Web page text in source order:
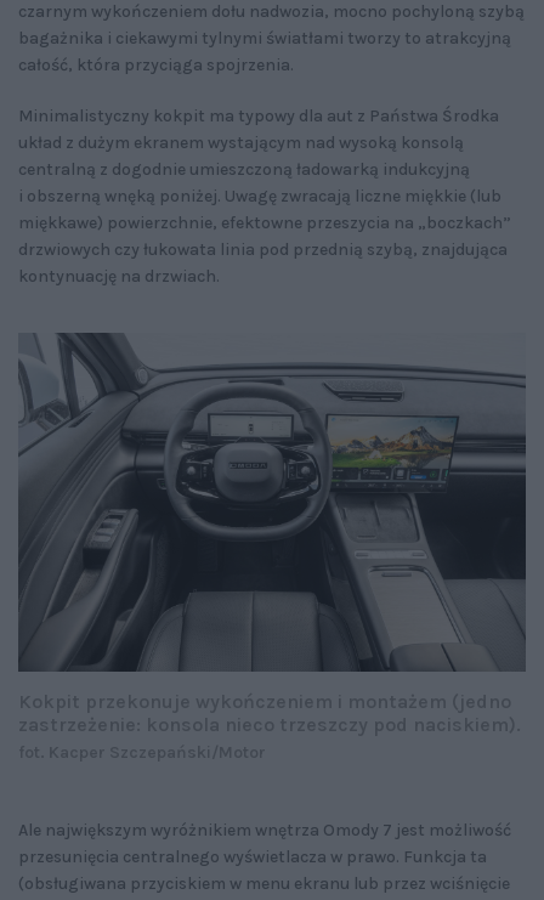
czarnym wykończeniem dołu nadwozia, mocno pochyloną szybą
bagażnika i ciekawymi tylnymi światłami tworzy to atrakcyjną
całość, która przyciąga spojrzenia.
Minimalistyczny kokpit ma typowy dla aut z Państwa Środka
układ z dużym ekranem wystającym nad wysoką konsolą
centralną z dogodnie umieszczoną ładowarką indukcyjną
i obszerną wnęką poniżej. Uwagę zwracają liczne miękkie (lub
miękkawe) powierzchnie, efektowne przeszycia na „boczkach”
drzwiowych czy łukowata linia pod przednią szybą, znajdująca
kontynuację na drzwiach.
Ale największym wyróżnikiem wnętrza Omody 7 jest możliwość
przesunięcia centralnego wyświetlacza w prawo. Funkcja ta
(obsługiwana przyciskiem w menu ekranu lub przez wciśnięcie